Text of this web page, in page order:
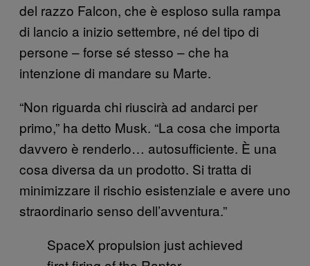
del razzo Falcon, che è esploso sulla rampa
di lancio a inizio settembre, né del tipo di
persone – forse sé stesso – che ha
intenzione di mandare su Marte.
“Non riguarda chi riuscirà ad andarci per
primo,” ha detto Musk. “La cosa che importa
davvero è renderlo… autosufficiente. È una
cosa diversa da un prodotto. Si tratta di
minimizzare il rischio esistenziale e avere uno
straordinario senso dell’avventura.”
SpaceX propulsion just achieved